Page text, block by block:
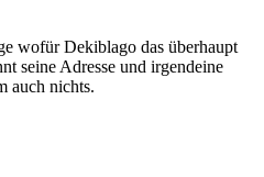
wofür Dekiblago das überhaupt
seine Adresse und irgendeine
auch nichts.